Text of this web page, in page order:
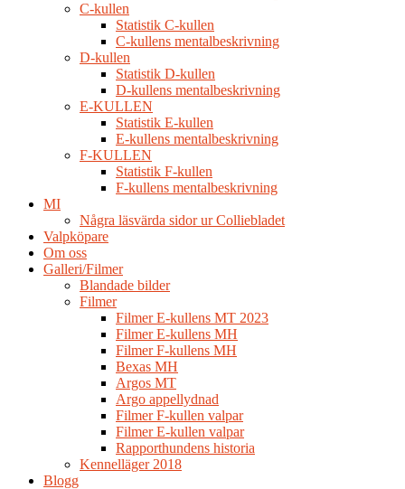
C-kullen
Statistik C-kullen
C-kullens mentalbeskrivning
D-kullen
Statistik D-kullen
D-kullens mentalbeskrivning
E-KULLEN
Statistik E-kullen
E-kullens mentalbeskrivning
F-KULLEN
Statistik F-kullen
F-kullens mentalbeskrivning
MI
Några läsvärda sidor ur Colliebladet
Valpköpare
Om oss
Galleri/Filmer
Blandade bilder
Filmer
Filmer E-kullens MT 2023
Filmer E-kullens MH
Filmer F-kullens MH
Bexas MH
Argos MT
Argo appellydnad
Filmer F-kullen valpar
Filmer E-kullen valpar
Rapporthundens historia
Kennelläger 2018
Blogg